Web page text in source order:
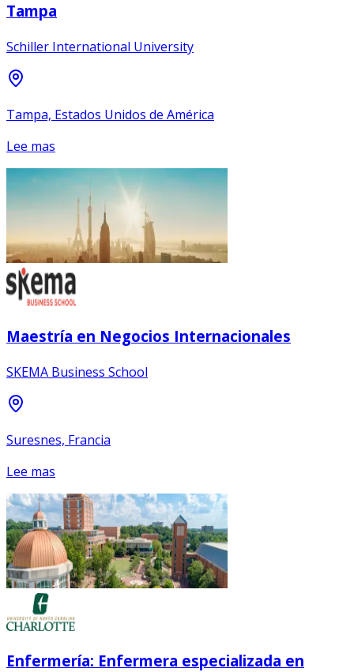
Tampa
Schiller International University
Tampa, Estados Unidos de América
Lee mas
Maestría en Negocios Internacionales
SKEMA Business School
Suresnes, Francia
Lee mas
Enfermería: Enfermera especializada en